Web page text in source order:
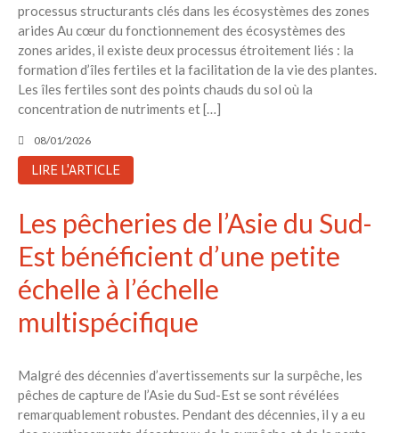
Recent Comments
Aucun commentaire à afficher.
processus structurants clés dans les écosystèmes des zones
arides Au cœur du fonctionnement des écosystèmes des
zones arides, il existe deux processus étroitement liés : la
formation d’îles fertiles et la facilitation de la vie des plantes.
Les îles fertiles sont des points chauds du sol où la
concentration de nutriments et […]
08/01/2026
LIRE L'ARTICLE
Les pêcheries de l’Asie du Sud-
Est bénéficient d’une petite
échelle à l’échelle
multispécifique
Malgré des décennies d’avertissements sur la surpêche, les
pêches de capture de l’Asie du Sud-Est se sont révélées
remarquablement robustes. Pendant des décennies, il y a eu